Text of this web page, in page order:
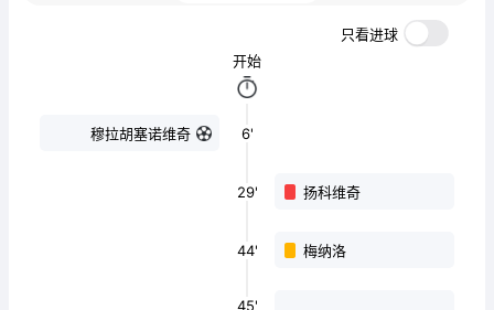
只看进球
开始
穆拉胡塞诺维奇 6'
29' 扬科维奇
44' 梅纳洛
45'